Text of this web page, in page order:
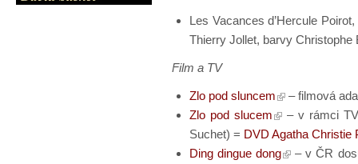
Les Vacances d’Hercule
Thierry Jollet, barvy Christophe
Film a TV
Zlo pod sluncem
– filmová
Zlo pod slucem
– v rámci
Suchet) = DVD Agatha Christie
Ding dingue dong
– v ČR